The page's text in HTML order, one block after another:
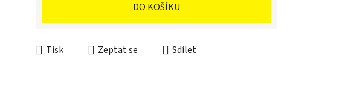
DO KOŠÍKU
Tisk Zeptat se Sdílet